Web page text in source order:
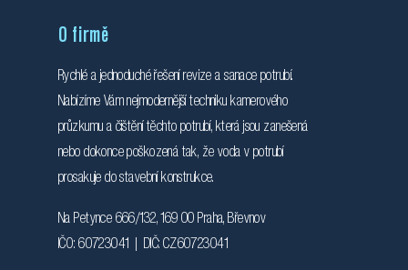
O firmě
Rychlé a jednoduché řešení revize a sanace potrubí.
Nabízíme Vám nejmodernější techniku kamerového
průzkumu a čištění těchto potrubí, která jsou zanešená
nebo dokonce poškozená tak, že voda v potrubí
prosakuje do stavební konstrukce.
Na Petynce 666/132, 169 00 Praha, Břevnov
IČO: 60723041 | DIČ: CZ60723041